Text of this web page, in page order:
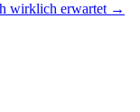
wirklich erwartet →